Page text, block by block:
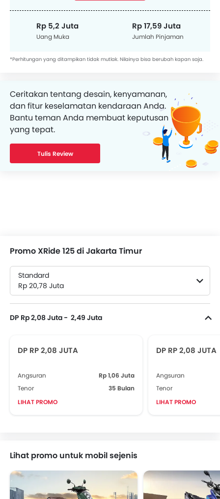
Rp 5,2 Juta
Uang Muka
Rp 17,59 Juta
Jumlah Pinjaman
*Perhitungan yang ditampikan tidak mutlak. Nilainya bisa berubah kapan saja.
Ceritakan tentang desain, kenyamanan,
dan fitur keselamatan kendaraan Anda.
Bantu teman Anda membuat keputusan
yang tepat.
Tulis Review
Promo XRide 125 di Jakarta Timur
Standard
Rp 20,78 Juta
DP Rp 2,08 Juta - 2,49 Juta
DP RP 2,08 JUTA
Angsuran
Rp 1,06 Juta
Tenor
35 Bulan
LIHAT PROMO
DP RP 2,08 JUTA
Angsuran
Tenor
LIHAT PROMO
Lihat promo untuk mobil sejenis